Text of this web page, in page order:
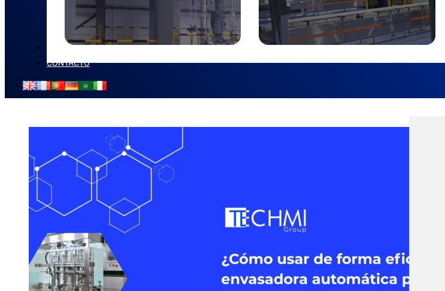
NOVEDADES
CONTACTO